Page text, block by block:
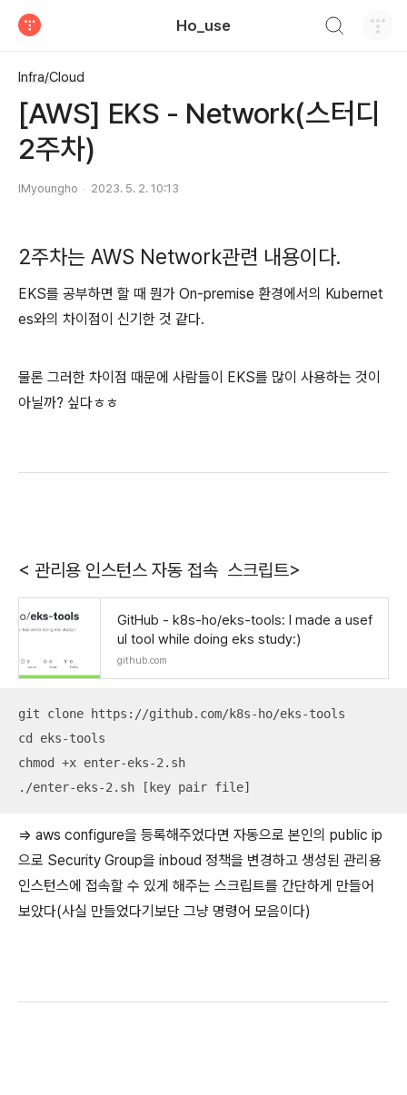
Ho_use
Infra/Cloud
[AWS] EKS - Network(스터디
2주차)
IMyoungho 2023. 5. 2. 10:13
2주차는 AWS Network관련 내용이다.
EKS를 공부하면 할 때 뭔가 On-premise 환경에서의 Kubernet
es와의 차이점이 신기한 것 같다.
물론 그러한 차이점 때문에 사람들이 EKS를 많이 사용하는 것이
아닐까? 싶다ㅎㅎ
< 관리용 인스턴스 자동 접속 스크립트>
GitHub - k8s-ho/eks-tools: I made a usef
ul tool while doing eks study:)
github.com
git clone https://github.com/k8s-ho/eks-tools
cd eks-tools
chmod +x enter-eks-2.sh
./enter-eks-2.sh [key pair file]
=> aws configure을 등록해주었다면 자동으로 본인의 public ip
으로 Security Group을 inboud 정책을 변경하고 생성된 관리용
인스턴스에 접속할 수 있게 해주는 스크립트를 간단하게 만들어
보았다(사실 만들었다기보단 그냥 명령어 모음이다)